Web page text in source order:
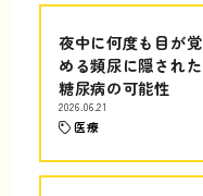
夜中に何度も目が覚
める頻尿に隠された
糖尿病の可能性
2026.06.21
医療